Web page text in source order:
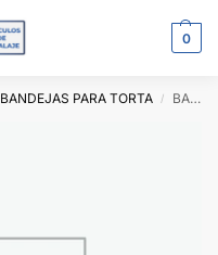
0
BANDEJAS PARA TORTA / BANDEJA DE CARTÓN DORADA 3kg